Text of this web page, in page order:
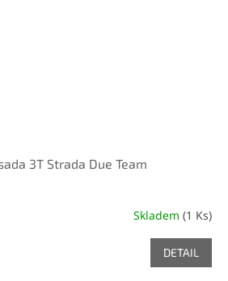
3T Strada Due Team
Skladem (1 Ks)
DETAIL